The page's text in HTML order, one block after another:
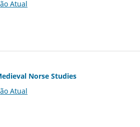
Atual
Norse Studies
Atual